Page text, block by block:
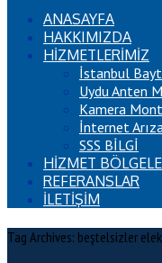
ANASAYFA
HAKKIMIZDA
HİZMETLERİMİZ
İstanbul
Uydu Anten
Kamera
İnternet
SSS BİLGİ
HİZMET
REFERANSLAR
İLETİŞİM
Tag Archives: beştelsizler